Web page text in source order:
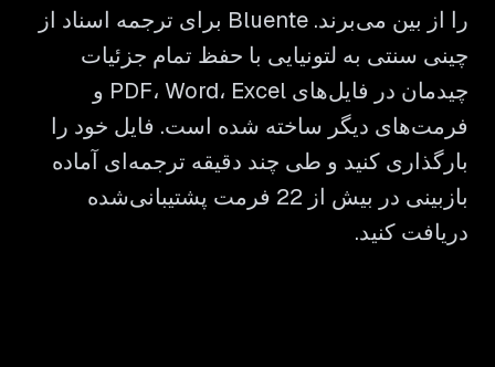
را از بین می‌برند. Bluente برای ترجمه اسناد از
چینی سنتی به لتونیایی با حفظ تمام جزئیات
چیدمان در فایل‌های PDF، Word، Excel و
فرمت‌های دیگر ساخته شده است. فایل خود را
بارگذاری کنید و طی چند دقیقه ترجمه‌ای آماده
بازبینی در بیش از 22 فرمت پشتیبانی‌شده
دریافت کنید.